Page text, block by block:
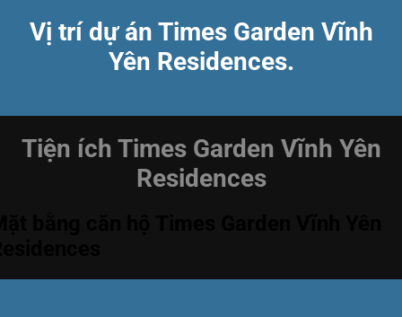
Vị trí dự án Times Garden Vĩnh
Yên Residences.
Tiện ích Times Garden Vĩnh Yên
Residences